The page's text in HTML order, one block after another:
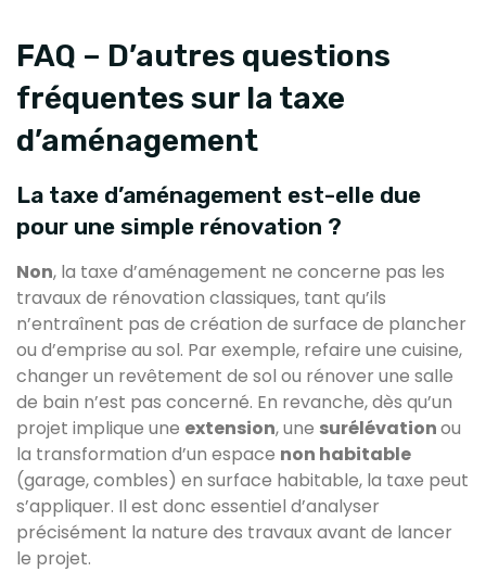
FAQ – D’autres questions
fréquentes sur la taxe
d’aménagement
La taxe d’aménagement est-elle due
pour une simple rénovation ?
Non, la taxe d’aménagement ne concerne pas les
travaux de rénovation classiques, tant qu’ils
n’entraînent pas de création de surface de plancher
ou d’emprise au sol. Par exemple, refaire une cuisine,
changer un revêtement de sol ou rénover une salle
de bain n’est pas concerné. En revanche, dès qu’un
projet implique une extension, une surélévationou
la transformation d’un espace non habitable
(garage, combles) en surface habitable, la taxe peut
s’appliquer. Il est donc essentiel d’analyser
précisément la nature des travaux avant de lancer
le projet.